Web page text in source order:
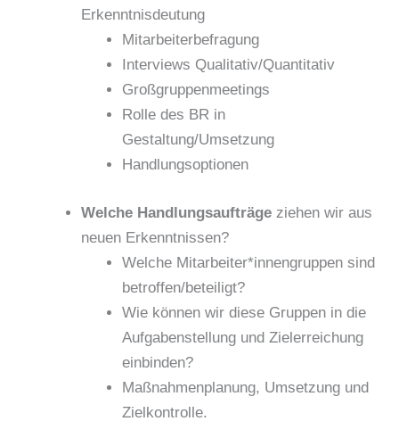
Erkenntnisdeutung
Mitarbeiterbefragung
Interviews Qualitativ/Quantitativ
Großgruppenmeetings
Rolle des BR in
Gestaltung/Umsetzung
Handlungsoptionen
Welche Handlungsaufträge ziehen wir aus
neuen Erkenntnissen?
Welche Mitarbeiter*innengruppen sind
betroffen/beteiligt?
Wie können wir diese Gruppen in die
Aufgabenstellung und Zielerreichung
einbinden?
Maßnahmenplanung, Umsetzung und
Zielkontrolle.